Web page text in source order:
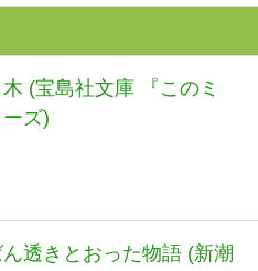
(宝島社文庫 『このミ
ズ)
透きとおった物語 (新潮